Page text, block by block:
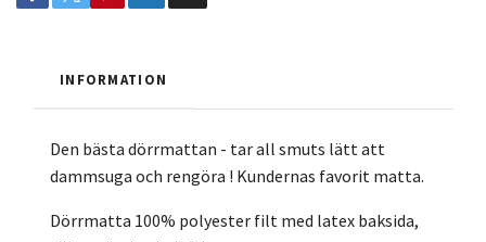
INFORMATION
Den bästa dörrmattan - tar all smuts lätt att
dammsuga och rengöra ! Kundernas favorit matta.
Dörrmatta 100% polyester filt med latex baksida,